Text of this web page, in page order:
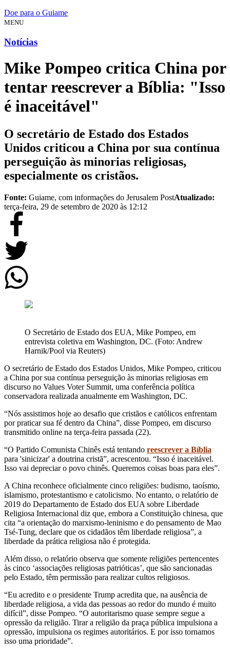
Doe para o Guiame
MENU
Notícias
Mike Pompeo critica China por
tentar reescrever a Bíblia: "Isso
é inaceitável"
O secretário de Estado dos Estados
Unidos criticou a China por sua contínua
perseguição às minorias religiosas,
especialmente os cristãos.
Fonte: Guiame, com informações do Jerusalem PostAtualizado:
terça-feira, 29 de setembro de 2020 às 12:12
O Secretário de Estado dos EUA, Mike Pompeo, em
entrevista coletiva em Washington, DC. (Foto: Andrew
Harnik/Pool via Reuters)
O secretário de Estado dos Estados Unidos, Mike Pompeo, criticou
a China por sua contínua perseguição às minorias religiosas em
discurso no Values ​​Voter Summit, uma conferência política
conservadora realizada anualmente em Washington, DC.
“Nós assistimos hoje ao desafio que cristãos e católicos enfrentam
por praticar sua fé dentro da China”, disse Pompeo, em discurso
transmitido online na terça-feira passada (22).
“O Partido Comunista Chinês está tentando reescrever a Bíblia
para 'sinicizar' a doutrina cristã”, acrescentou. “Isso é inaceitável.
Isso vai depreciar o povo chinês. Queremos coisas boas para eles”.
A China reconhece oficialmente cinco religiões: budismo, taoísmo,
islamismo, protestantismo e catolicismo. No entanto, o relatório de
2019 do Departamento de Estado dos EUA sobre Liberdade
Religiosa Internacional diz que, embora a Constituição chinesa, que
cita “a orientação do marxismo-leninismo e do pensamento de Mao
Tsé-Tung, declare que os cidadãos têm liberdade religiosa”, a
liberdade da prática religiosa não é protegida.
Além disso, o relatório observa que somente religiões pertencentes
às cinco ‘associações religiosas patrióticas’, que são sancionadas
pelo Estado, têm permissão para realizar cultos religiosos.
“Eu acredito e o presidente Trump acredita que, na ausência de
liberdade religiosa, a vida das pessoas ao redor do mundo é muito
difícil”, disse Pompeo. “O autoritarismo quase sempre segue a
opressão da religião. Tirar a religião da praça pública impulsiona a
opressão, impulsiona os regimes autoritários. E por isso tornamos
isso uma prioridade”.